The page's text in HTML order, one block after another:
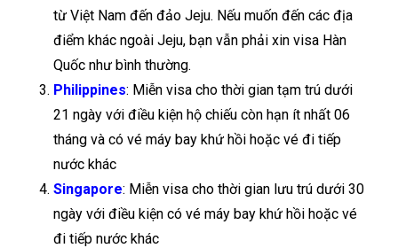
từ Việt Nam đến đảo Jeju. Nếu muốn đến các địa
điểm khác ngoài Jeju, bạn vẫn phải xin visa Hàn
Quốc như bình thường.
Philippines: Miễn visa cho thời gian tạm trú dưới
21 ngày với điều kiện hộ chiếu còn hạn ít nhất 06
tháng và có vé máy bay khứ hồi hoặc vé đi tiếp
nước khác
Singapore: Miễn visa cho thời gian lưu trú dưới 30
ngày với điều kiện có vé máy bay khứ hồi hoặc vé
đi tiếp nước khác